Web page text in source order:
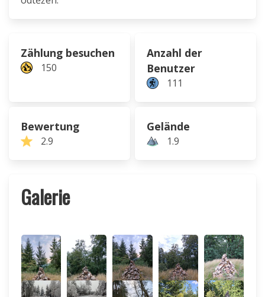
Zählung besuchen
150
Anzahl der
Benutzer
111
Bewertung
2.9
Gelände
1.9
Galerie